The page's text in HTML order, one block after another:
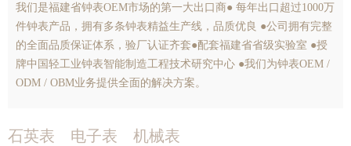
我们是福建省钟表OEM市场的第一大出口商● 每年出口超过1000万
件钟表产品，拥有多条钟表精益生产线，品质优良 ●公司拥有完整
的全面品质保证体系，验厂认证齐套●配套福建省省级实验室 ●授
牌中国轻工业钟表智能制造工程技术研究中心 ●我们为钟表OEM /
ODM / OBM业务提供全面的解决方案。
石英表 电子表 机械表